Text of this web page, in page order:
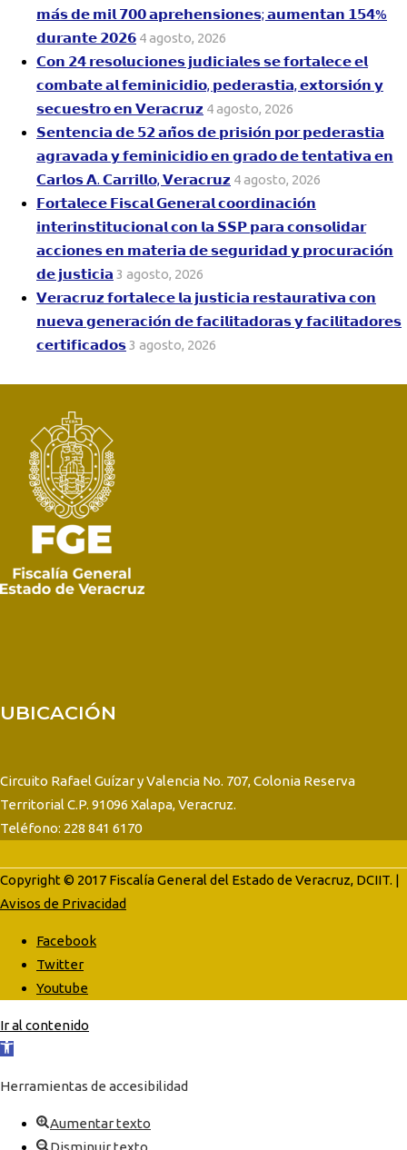
𝗺𝗮́𝘀 𝗱𝗲 𝗺𝗶𝗹 𝟳𝟬𝟬 𝗮𝗽𝗿𝗲𝗵𝗲𝗻𝘀𝗶𝗼𝗻𝗲𝘀; 𝗮𝘂𝗺𝗲𝗻𝘁𝗮𝗻 𝟭𝟱𝟰%
𝗱𝘂𝗿𝗮𝗻𝘁𝗲 𝟮𝟬𝟮𝟲 4 agosto, 2026
𝗖𝗼𝗻 𝟮𝟰 𝗿𝗲𝘀𝗼𝗹𝘂𝗰𝗶𝗼𝗻𝗲𝘀 𝗷𝘂𝗱𝗶𝗰𝗶𝗮𝗹𝗲𝘀 𝘀𝗲 𝗳𝗼𝗿𝘁𝗮𝗹𝗲𝗰𝗲 𝗲𝗹
𝗰𝗼𝗺𝗯𝗮𝘁𝗲 𝗮𝗹 𝗳𝗲𝗺𝗶𝗻𝗶𝗰𝗶𝗱𝗶𝗼, 𝗽𝗲𝗱𝗲𝗿𝗮𝘀𝘁𝗶𝗮, 𝗲𝘅𝘁𝗼𝗿𝘀𝗶𝗼́𝗻 𝘆
𝘀𝗲𝗰𝘂𝗲𝘀𝘁𝗿𝗼 𝗲𝗻 𝗩𝗲𝗿𝗮𝗰𝗿𝘂𝘇 4 agosto, 2026
𝗦𝗲𝗻𝘁𝗲𝗻𝗰𝗶𝗮 𝗱𝗲 𝟱𝟮 𝗮𝗻̃𝗼𝘀 𝗱𝗲 𝗽𝗿𝗶𝘀𝗶𝗼́𝗻 𝗽𝗼𝗿 𝗽𝗲𝗱𝗲𝗿𝗮𝘀𝘁𝗶𝗮
𝗮𝗴𝗿𝗮𝘃𝗮𝗱𝗮 𝘆 𝗳𝗲𝗺𝗶𝗻𝗶𝗰𝗶𝗱𝗶𝗼 𝗲𝗻 𝗴𝗿𝗮𝗱𝗼 𝗱𝗲 𝘁𝗲𝗻𝘁𝗮𝘁𝗶𝘃𝗮 𝗲𝗻
𝗖𝗮𝗿𝗹𝗼𝘀 𝗔. 𝗖𝗮𝗿𝗿𝗶𝗹𝗹𝗼, 𝗩𝗲𝗿𝗮𝗰𝗿𝘂𝘇 4 agosto, 2026
𝗙𝗼𝗿𝘁𝗮𝗹𝗲𝗰𝗲 𝗙𝗶𝘀𝗰𝗮𝗹 𝗚𝗲𝗻𝗲𝗿𝗮𝗹 𝗰𝗼𝗼𝗿𝗱𝗶𝗻𝗮𝗰𝗶𝗼́𝗻
𝗶𝗻𝘁𝗲𝗿𝗶𝗻𝘀𝘁𝗶𝘁𝘂𝗰𝗶𝗼𝗻𝗮𝗹 𝗰𝗼𝗻 𝗹𝗮 𝗦𝗦𝗣 𝗽𝗮𝗿𝗮 𝗰𝗼𝗻𝘀𝗼𝗹𝗶𝗱𝗮𝗿
𝗮𝗰𝗰𝗶𝗼𝗻𝗲𝘀 𝗲𝗻 𝗺𝗮𝘁𝗲𝗿𝗶𝗮 𝗱𝗲 𝘀𝗲𝗴𝘂𝗿𝗶𝗱𝗮𝗱 𝘆 𝗽𝗿𝗼𝗰𝘂𝗿𝗮𝗰𝗶𝗼́𝗻
𝗱𝗲 𝗷𝘂𝘀𝘁𝗶𝗰𝗶𝗮 3 agosto, 2026
𝗩𝗲𝗿𝗮𝗰𝗿𝘂𝘇 𝗳𝗼𝗿𝘁𝗮𝗹𝗲𝗰𝗲 𝗹𝗮 𝗷𝘂𝘀𝘁𝗶𝗰𝗶𝗮 𝗿𝗲𝘀𝘁𝗮𝘂𝗿𝗮𝘁𝗶𝘃𝗮 𝗰𝗼𝗻
𝗻𝘂𝗲𝘃𝗮 𝗴𝗲𝗻𝗲𝗿𝗮𝗰𝗶𝗼́𝗻 𝗱𝗲 𝗳𝗮𝗰𝗶𝗹𝗶𝘁𝗮𝗱𝗼𝗿𝗮𝘀 𝘆 𝗳𝗮𝗰𝗶𝗹𝗶𝘁𝗮𝗱𝗼𝗿𝗲𝘀
𝗰𝗲𝗿𝘁𝗶𝗳𝗶𝗰𝗮𝗱𝗼𝘀3 agosto, 2026
UBICACIÓN
Circuito Rafael Guízar y Valencia No. 707, Colonia Reserva
Territorial C.P. 91096 Xalapa, Veracruz.
Teléfono: 228 841 6170
Copyright © 2017 Fiscalía General del Estado de Veracruz, DCIIT. |
Avisos de Privacidad
Facebook
Twitter
Youtube
Ir al contenido
Abrir
de
herramientas
Herramientas de accesibilidad
Aumentar texto
Disminuir texto